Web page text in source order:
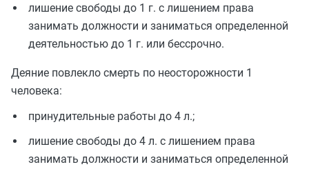
лишение свободы до 1 г. с лишением права
занимать должности и заниматься определенной
деятельностью до 1 г. или бессрочно.
Деяние повлекло смерть по неосторожности 1
человека:
принудительные работы до 4 л.;
лишение свободы до 4 л. с лишением права
занимать должности и заниматься определенной